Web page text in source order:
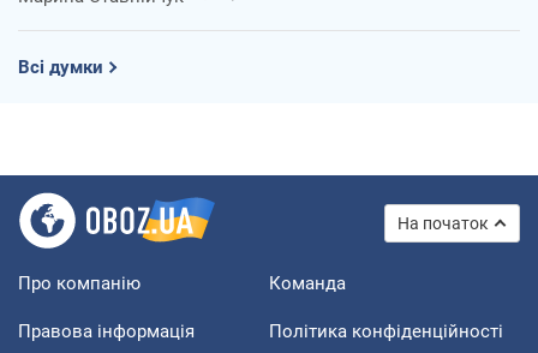
Всі думки
На початок
Про компанію Команда
Правова інформація Політика конфіденційності